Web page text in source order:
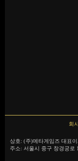
회
상호: (주)메타게임즈 대표
주소: 서울시 중구 창경궁로